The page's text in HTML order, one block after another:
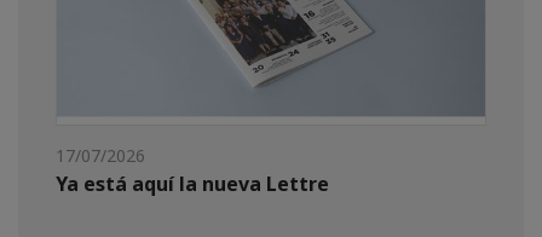
17/07/2026
Ya está aquí la nueva Lettre